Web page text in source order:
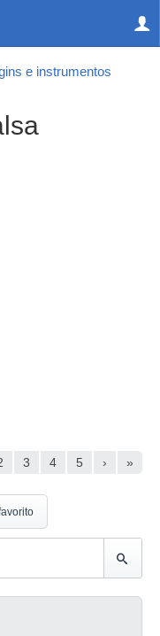
e instrumentos
3 4 5 › »